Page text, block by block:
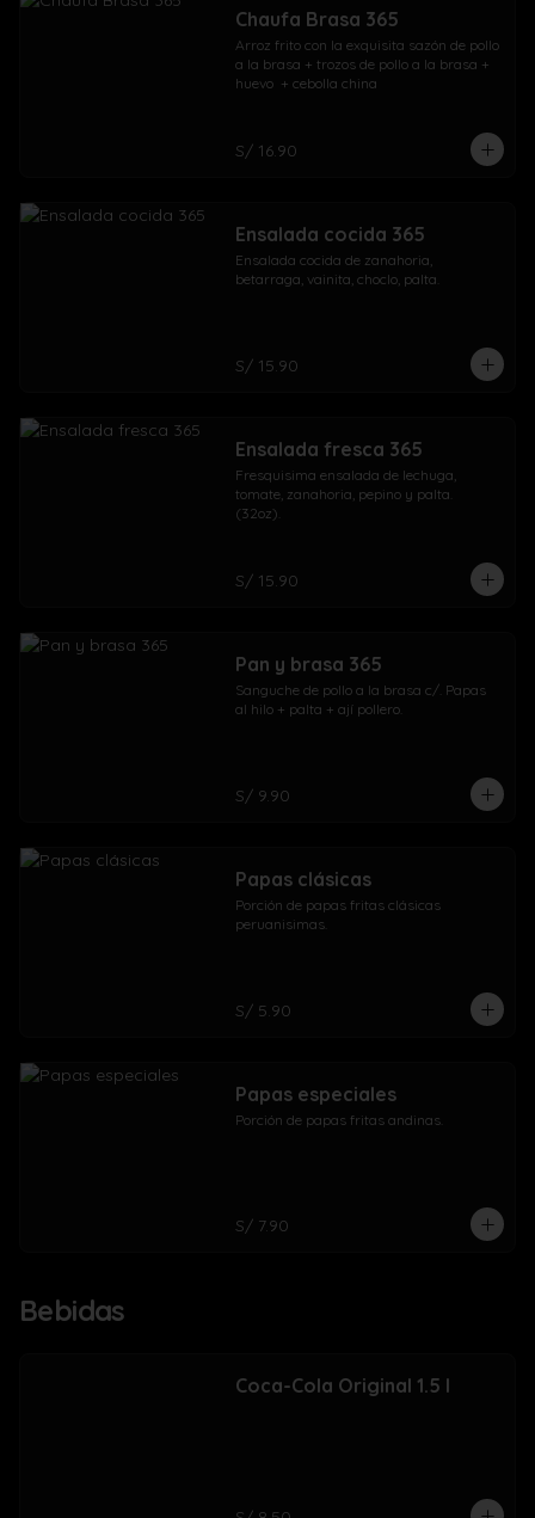
Chaufa Brasa 365
Arroz frito con la exquisita sazón de pollo
a la brasa + trozos de pollo a la brasa +
huevo  + cebolla china
S/ 16.90
Ensalada cocida 365
Ensalada cocida de zanahoria,
betarraga, vainita, choclo, palta.
S/ 15.90
Ensalada fresca 365
Fresquisima ensalada de lechuga,
tomate, zanahoria, pepino y palta.
(32oz).
S/ 15.90
Pan y brasa 365
Sanguche de pollo a la brasa c/. Papas
al hilo + palta + ají pollero.
S/ 9.90
Papas clásicas
Porción de papas fritas clásicas
peruanisimas.
S/ 5.90
Papas especiales
Porción de papas fritas andinas.
S/ 7.90
Bebidas
Coca-Cola Original 1.5 l